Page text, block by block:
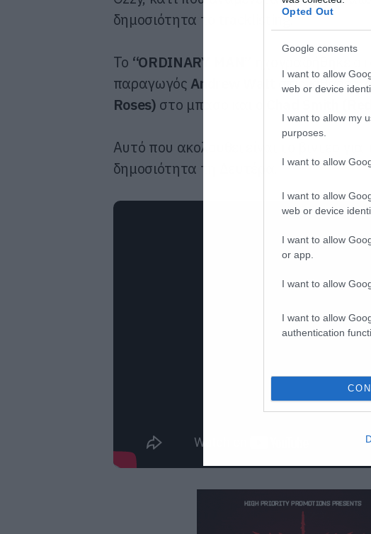
Opted Out
Google consents
I want to allow
web or device
I want to allow my
purposes.
I want to allow
I want to allow
web or device
I want to allow
or app.
I want to allow
I want to allow
authentication
δημοσιότητα το tracklisting.
To “ORDINARY MAN”
παραγωγόςAndrew Watt στις κιθάρες,
Roses) στο μπάσο και ο
Αυτό που ακολουθεί είναι το βίντεο
δημοσιότητα τη Δευτέρα.